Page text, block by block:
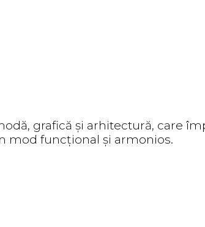
grafică și arhitectură, care
mod funcțional și armonios.